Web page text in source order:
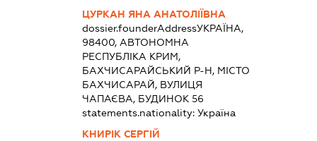
ЦУРКАН ЯНА АНАТОЛІЇВНА
dossier.founderAddressУКРАЇНА,
98400, АВТОНОМНА
РЕСПУБЛІКА КРИМ,
БАХЧИСАРАЙСЬКИЙ Р-Н, МІСТО
БАХЧИСАРАЙ, ВУЛИЦЯ
ЧАПАЄВА, БУДИНОК 56
statements.nationality:Україна
КНИРІК СЕРГІЙ